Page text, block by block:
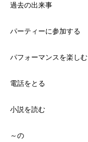
過去の出来事
パーティーに参加する
パフォーマンスを楽しむ
電話をとる
小説を読む
～の